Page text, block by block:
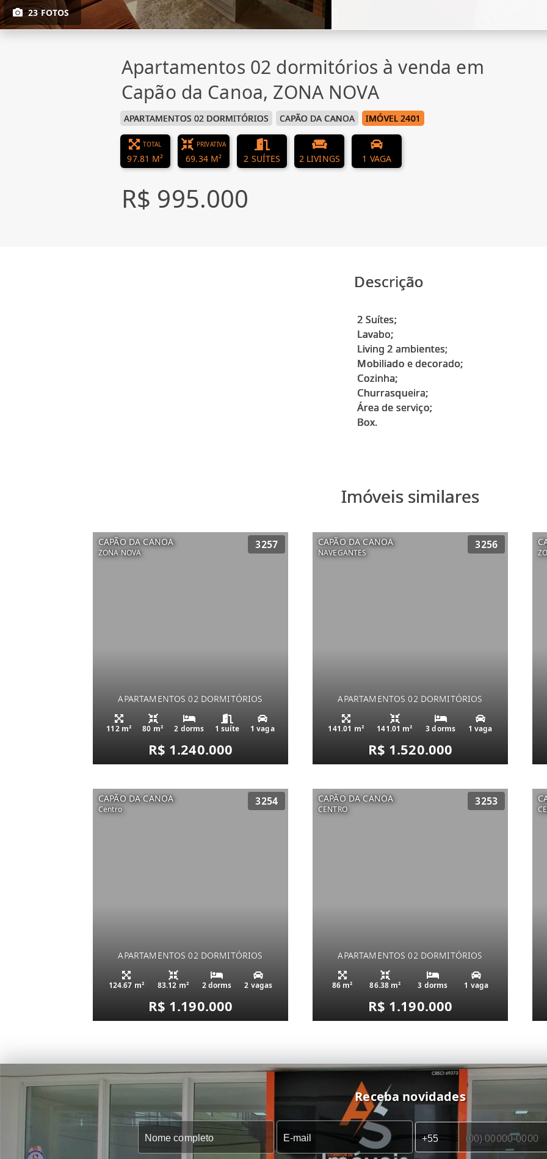
23 FOTOS
Apartamentos 02 dormitórios à venda em
Capão da Canoa, ZONA NOVA
APARTAMENTOS 02 DORMITÓRIOS CAPÃO DA CANOA IMÓVEL 2401
TOTAL
97.81 M²
PRIVATIVA
69.34 M² 2 SUÍTES 2 LIVINGS 1 VAGA
R$ 995.000
Descrição
2 Suítes;
Lavabo;
Living 2 ambientes;
Mobiliado e decorado;
Cozinha;
Churrasqueira;
Área de serviço;
Imóveis similares
CAPÃO DA CANOA
ZONA NOVA
3257
APARTAMENTOS 02 DORMITÓRIOS
112 m² 80 m² 2 dorms 1 suíte 1 vaga
R$ 1.240.000
CAPÃO DA CANOA
NAVEGANTES
3256
APARTAMENTOS 02 DORMITÓRIOS
141.01 m² 141.01 m² 3 dorms 1 vaga
R$ 1.520.000
CAPÃO DA CANOA
Centro
3254
APARTAMENTOS 02 DORMITÓRIOS
124.67 m² 83.12 m² 2 dorms 2 vagas
R$ 1.190.000
CAPÃO DA CANOA
CENTRO
3253
APARTAMENTOS 02 DORMITÓRIOS
86 m² 86.38 m² 3 dorms 1 vaga
R$ 1.190.000
Receba novidades